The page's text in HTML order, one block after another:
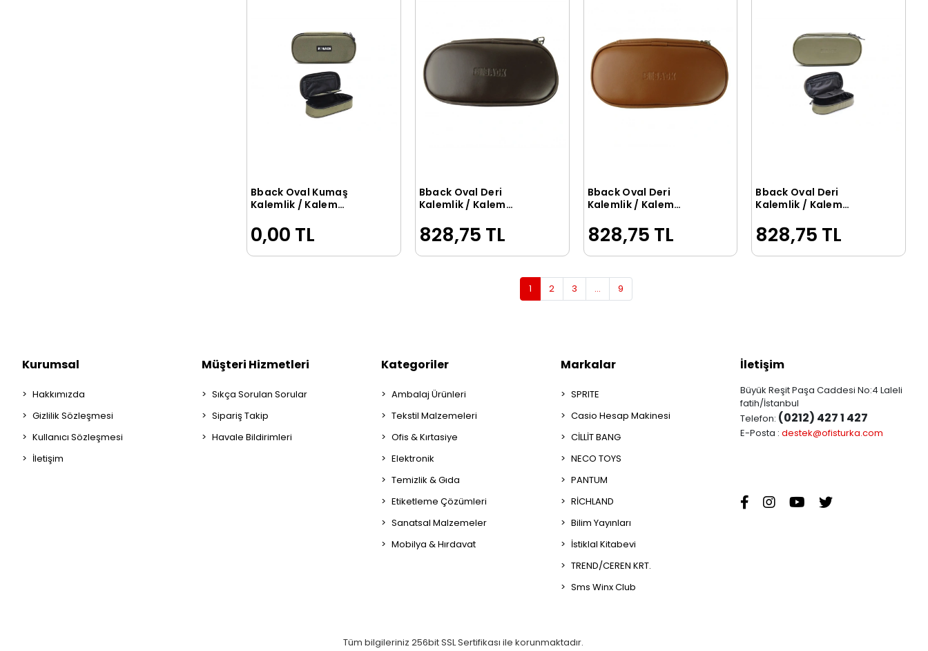
Sepete Ekle
Bback Oval Kumaş
Kalemlik / Kalem
0,00 TL
Sepete Ekle
Bback Oval Deri
Kalemlik / Kalem
828,75 TL
Sepete Ekle
Bback Oval Deri
Kalemlik / Kalem
828,75 TL
Sepete Ekle
Bback Oval Deri
Kalemlik / Kalem
828,75 TL
1 2 3 ... 9
Kurumsal
Hakkımızda
Gizlilik Sözleşmesi
Kullanıcı Sözleşmesi
İletişim
Müşteri Hizmetleri
Sıkça Sorulan Sorular
Sipariş Takip
Havale Bildirimleri
Kategoriler
Ambalaj Ürünleri
Tekstil Malzemeleri
Ofis & Kırtasiye
Elektronik
Temizlik & Gıda
Etiketleme Çözümleri
Sanatsal Malzemeler
Mobilya & Hırdavat
Markalar
SPRITE
Casio Hesap Makinesi
CİLLİT BANG
NECO TOYS
PANTUM
RİCHLAND
Bilim Yayınları
İstiklal Kitabevi
TREND/CEREN KRT.
Sms Winx Club
İletişim
Büyük Reşit Paşa Caddesi No:4 Laleli
fatih/İstanbul
Telefon: (0212) 427 1 427
E-Posta : destek@ofisturka.com
Tüm bilgileriniz 256bit SSL Sertifikası ile korunmaktadır.